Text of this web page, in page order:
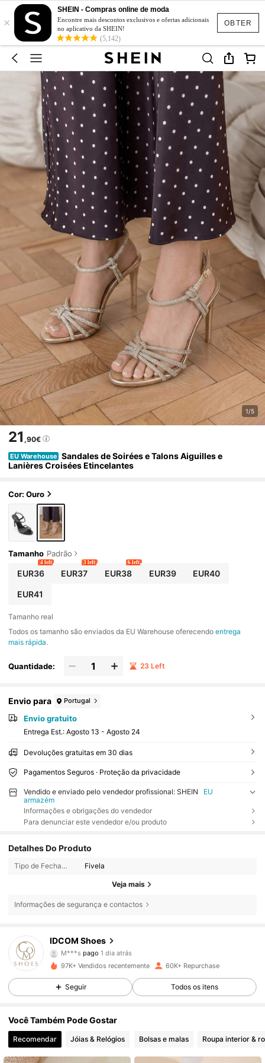
OBTER
×
SHEIN - Compras online de moda
Encontre mais descontos exclusivos e ofertas adicionais
no aplicativo da SHEIN!
(5,142)
1/5
21 ,90€
EU Warehouse Sandales de Soirées e Talons Aiguilles e
Lanières Croisées Etincelantes
Cor: Ouro
Tamanho Padrão
EUR36
4 left
EUR37
3 left
EUR38
6 left
EUR39 EUR40
EUR41
Tamanho real
Todos os tamanho são enviados da EU Warehouse oferecendoentrega
mais rápida.
Quantidade: 23 Left
Envio para Portugal
Envio gratuito
Entrega Est.: Agosto 13 - Agosto 24
Devoluções gratuitas em 30 dias
Pagamentos Seguros · Proteção da privacidade
Vendido e enviado pelo vendedor profissional: SHEIN
EU
armazém
Informações e obrigações do vendedor
Para denunciar este vendedor e/ou produto
Detalhes Do Produto
Tipo de Fechamento: Fivela
Veja mais
Informações de segurança e contactos
IDCOM Shoes
4,88
18K Seguidores
M***s pago 1 dia atrás
4,88 18K Seguidores
4,88 18K Seguidores
97K+ Vendidos recentemente 60K+ Repurchase
Seguir Todos os itens
Você Também Pode Gostar
Recomendar Jóias & Relógios Bolsas e malas Roupa interior &